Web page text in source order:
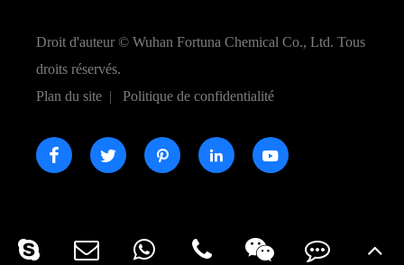
Droit d'auteur © Wuhan Fortuna Chemical Co., Ltd. Tous
droits réservés.
Plan du site | Politique de confidentialité
    